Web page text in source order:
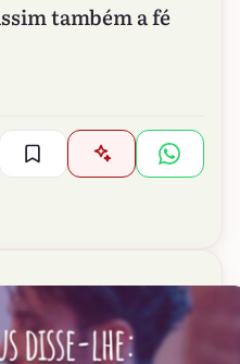
também a fé